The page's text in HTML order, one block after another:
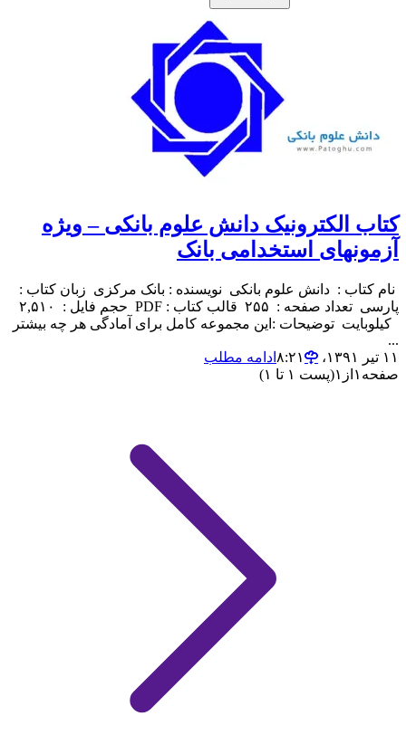
کتاب الکترونیک دانش علوم بانکی – ویژه
آزمونهای استخدامی بانک
نام کتاب : دانش علوم بانکی نویسنده : بانک مرکزی زبان کتاب :
پارسی تعداد صفحه : ۲۵۵ قالب کتاب : PDF حجم فایل : ۲,۵۱۰
کیلوبایت توضیحات :این مجموعه كامل برای آمادگی هر چه بیشتر
...
۱۱ تیر ۱۳۹۱،‏ ۸:۲۱
ادامه مطلب
صفحه ۱ از ۱(پست ۱ تا ۱)